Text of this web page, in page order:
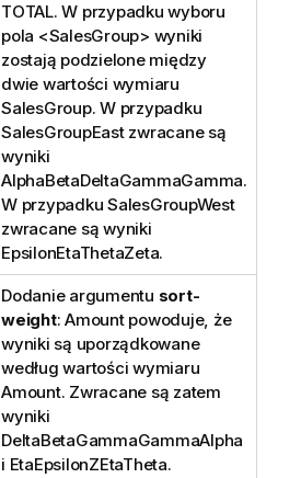
TOTAL. W przypadku wyboru
pola <SalesGroup> wyniki
zostają podzielone między
dwie wartości wymiaru
SalesGroup. W przypadku
SalesGroupEastzwracane są
wyniki
AlphaBetaDeltaGammaGamma.
W przypadku SalesGroupWest
zwracane są wyniki
EpsilonEtaThetaZeta.
Dodanie argumentu sort-
weight: Amountpowoduje, że
wyniki są uporządkowane
według wartości wymiaru
Amount. Zwracane są zatem
wyniki
DeltaBetaGammaGammaAlpha
i EtaEpsilonZEtaTheta.